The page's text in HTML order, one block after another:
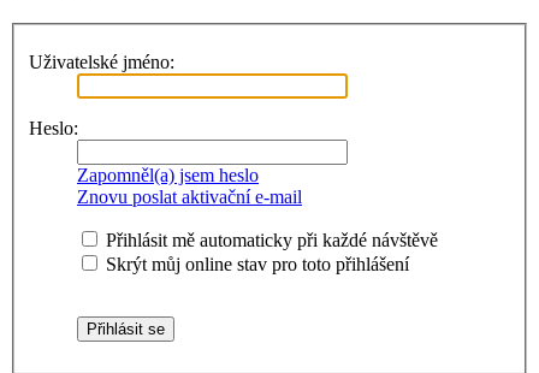
Uživatelské jméno:
Heslo:
Zapomněl(a) jsem heslo
Znovu poslat aktivační e-mail
Přihlásit mě automaticky při každé návštěvě
Skrýt můj online stav pro toto přihlášení